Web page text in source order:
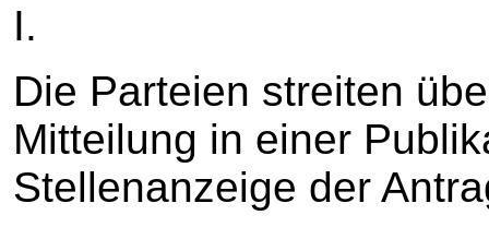
I.
Die Parteien streiten
Mitteilung in einer
Stellenanzeige der